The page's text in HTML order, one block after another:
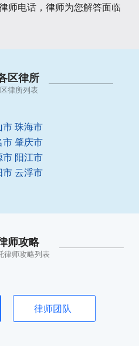
师电话，律师为您解答面临
区律所
律所列表
市 珠海市
市肇庆市
市 阳江市
市 云浮市
师攻略
律师攻略列表
律师团队